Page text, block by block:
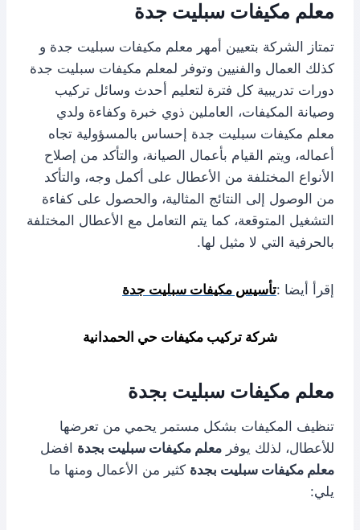
معلم مكيفات سبليت جدة
تمتاز الشركة بتعيين أمهر معلم مكيفات سبليت جدة و
كذلك العمال والفنيين وتوفر لمعلم مكيفات سبليت جدة
دورات تدريبية كل فترة لتعليم أحدث وسائل تركيب
وصيانة المكيفات، العاملين ذوي خبرة وكفاءة ولدي
معلم مكيفات سبليت جدة إحساس بالمسؤولية تجاه
أعماله، ويتم القيام بأعمال الصيانة، والتأكد من إصلاح
الأنواع المختلفة من الأعطال على أكمل وجه، والتأكد
من الوصول إلى النتائج المثالية، والحصول على كفاءة
التشغيل المتوقعة، كما يتم التعامل مع الأعطال المختلفة
بالحرفية التي لا مثيل لها.
إقرأ أيضا :تأسيس مكيفات سبليت جدة
شركة تركيب مكيفات حي الحمدانية
معلم مكيفات سبليت بجدة
تنظيف المكيفات بشكل مستمر يحمي من تعرضها
للأعطال، لذلك يوفر معلم مكيفات سبليت بجدة افضل
معلم مكيفات سبليت بجدة كثير من الأعمال ومنها ما
يلي: